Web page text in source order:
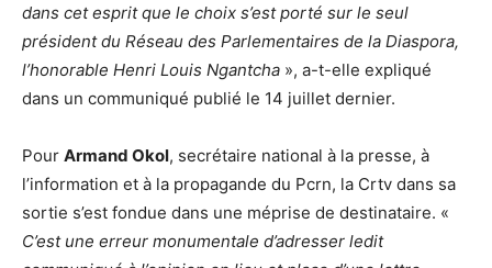
dans cet esprit que le choix s’est porté sur le seul
président du Réseau des Parlementaires de la Diaspora,
l’honorable Henri Louis Ngantcha », a-t-elle expliqué
dans un communiqué publié le 14 juillet dernier.
Pour Armand Okol, secrétaire national à la presse, à
l’information et à la propagande du Pcrn, la Crtv dans sa
sortie s’est fondue dans une méprise de destinataire. «
C’est une erreur monumentale d’adresser ledit